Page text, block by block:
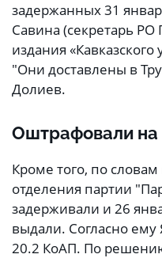
задержанных 31
Савина (секретарь
издания
"Они доставлены в
Долиев.
Оштрафовали на
Кроме того, по
отделения партии
задерживали и 26
выдали. Согласно ему
20.2 КоАП. По